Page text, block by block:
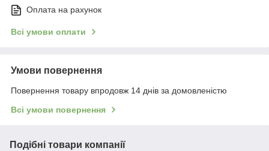
Оплата на рахунок
Всі умови оплати
Умови повернення
Повернення товару впродовж 14 днів за домовленістю
Всі умови повернення
Подібні товари компанії